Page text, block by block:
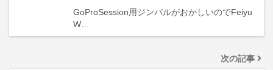
GoProSession用ジンバルがおかしいのでFeiyu
W…
次の記事